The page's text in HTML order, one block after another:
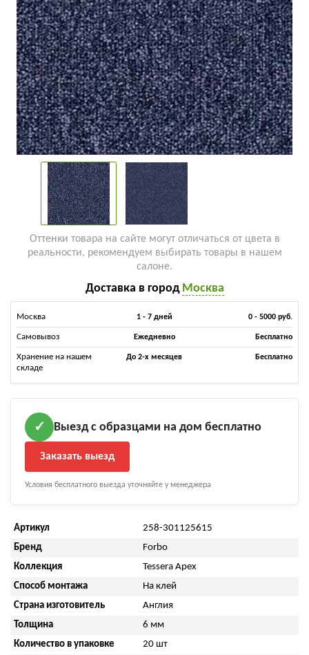
Оттенки товара на сайте могут отличаться от цвета в
реальности, рекомендуем выбирать товары в нашем
салоне.
Доставка в город Москва
Москва 1 - 7 дней 0 - 5000 руб.
Самовывоз Ежедневно Бесплатно
Хранение на нашем
складе
До 2-х месяцев Бесплатно
✓ Выезд с образцами на дом бесплатно
Заказать выезд
Условия бесплатного выезда уточняйте у менеджера
Артикул
258-301125615
Бренд
Forbo
Коллекция
Tessera Apex
Способ монтажа
На клей
Страна изготовитель
Англия
Толщина
6 мм
Количество в упаковке
20 шт